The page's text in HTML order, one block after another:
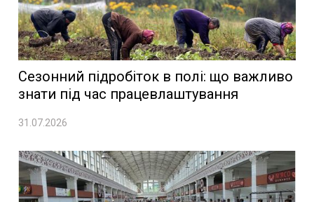
Сезонний підробіток в полі: що важливо
знати під час працевлаштування
31.07.2026